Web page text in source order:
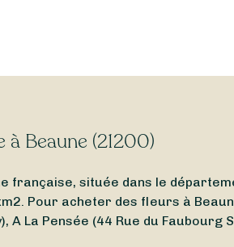
Beaune (21200)
française, située dans le
Pour acheter des fleurs à
A La Pensée (44 Rue du